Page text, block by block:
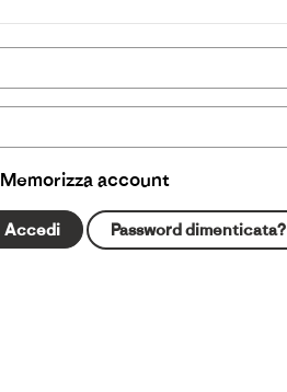
Memorizza account
Accedi Password dimenticata?